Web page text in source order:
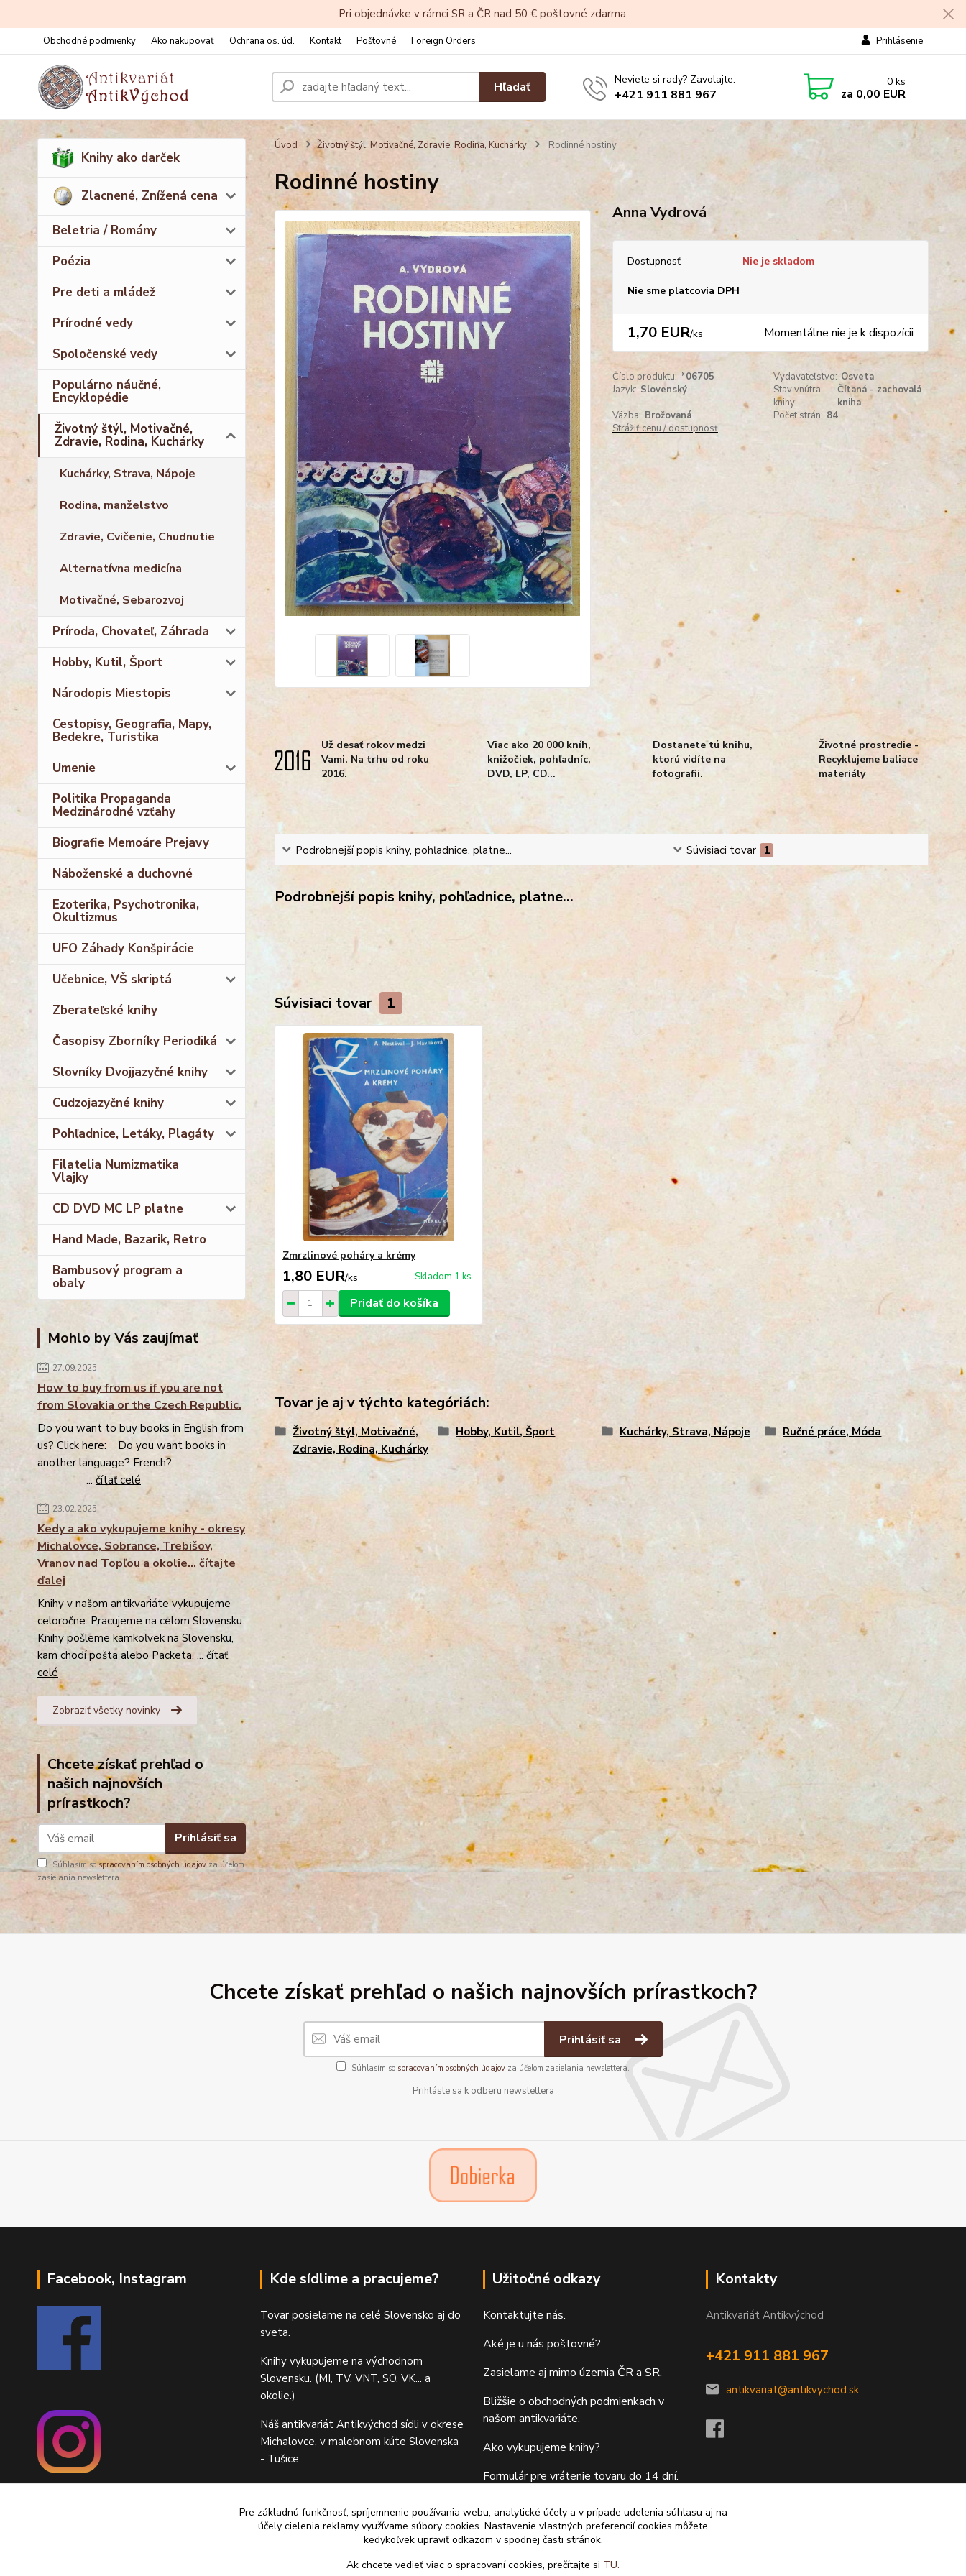
Pri objednávke v rámci SR a ČR nad 50 € poštovné zdarma.
Obchodné podmienky Ako nakupovať Ochrana os. úd. Kontakt Poštovné Foreign Orders Prihlásenie
Hľadať Neviete si rady? Zavolajte.
+421 911 881 967
0 ks
za 0,00 EUR
Knihy ako darček
Zlacnené, Znížená cena
Beletria / Romány
Poézia
Pre deti a mládež
Prírodné vedy
Spoločenské vedy
Populárno náučné,
Encyklopédie
Životný štýl, Motivačné,
Zdravie, Rodina, Kuchárky
Kuchárky, Strava, Nápoje
Rodina, manželstvo
Zdravie, Cvičenie, Chudnutie
Alternatívna medicína
Motivačné, Sebarozvoj
Príroda, Chovateľ, Záhrada
Hobby, Kutil, Šport
Národopis Miestopis
Cestopisy, Geografia, Mapy,
Bedekre, Turistika
Umenie
Politika Propaganda
Medzinárodné vzťahy
Biografie Memoáre Prejavy
Náboženské a duchovné
Ezoterika, Psychotronika,
Okultizmus
UFO Záhady Konšpirácie
Učebnice, VŠ skriptá
Zberateľské knihy
Časopisy Zborníky Periodiká
Slovníky Dvojjazyčné knihy
Cudzojazyčné knihy
Pohľadnice, Letáky, Plagáty
Filatelia Numizmatika
Vlajky
CD DVD MC LP platne
Hand Made, Bazarik, Retro
Bambusový program a
obaly
Mohlo by Vás zaujímať
27.09.2025
How to buy from us if you are not
from Slovakia or the Czech Republic.
Do you want to buy books in English from
us? Click here: Do you want books in
another language? French?
... čítať celé
23.02.2025
Kedy a ako vykupujeme knihy - okresy
Michalovce, Sobrance, Trebišov,
Vranov nad Topľou a okolie... čítajte
ďalej
Knihy v našom antikvariáte vykupujeme
celoročne. Pracujeme na celom Slovensku.
Knihy pošleme kamkoľvek na Slovensku,
kam chodí pošta alebo Packeta. ... čítať
celé
Zobraziť všetky novinky
Chcete získať prehľad o
našich najnovších
prírastkoch?
Prihlásiť sa
Súhlasím sospracovaním osobných údajovza účelom
zasielania newslettera.
Úvod Životný štýl, Motivačné, Zdravie, Rodina, Kuchárky Rodinné hostiny
Rodinné hostiny
Anna Vydrová
Dostupnosť Nie je skladom
Nie sme platcovia DPH
1,70 EUR/ks Momentálne nie je k dispozícii
Číslo produktu: *06705 Vydavateľstvo: Osveta
Jazyk: Slovenský
Stav vnútra
knihy:
Čítaná - zachovalá
kniha
Väzba: Brožovaná Počet strán: 84
Strážiť cenu / dostupnosť
Už desať rokov medzi
Vami. Na trhu od roku
2016.
Viac ako 20 000 kníh,
knižočiek, pohľadníc,
DVD, LP, CD...
Dostanete tú knihu,
ktorú vidíte na
fotografii.
Životné prostredie -
Recyklujeme baliace
materiály
Podrobnejší popis knihy, pohľadnice, platne... Súvisiaci tovar 1
Podrobnejší popis knihy, pohľadnice, platne...
Súvisiaci tovar 1
Zmrzlinové poháry a krémy
1,80 EUR/ks Skladom 1 ks
Pridať do košíka
Tovar je aj v týchto kategóriách:
Životný štýl, Motivačné,
Zdravie, Rodina, Kuchárky
Hobby, Kutil, Šport Kuchárky, Strava, Nápoje Ručné práce, Móda
Chcete získať prehľad o našich najnovších prírastkoch?
Prihlásiť sa
Súhlasím so spracovaním osobných údajov za účelom zasielania newslettera.
Prihláste sa k odberu newslettera
Facebook, Instagram Kde sídlime a pracujeme?
Tovar posielame na celé Slovensko aj do
sveta.
Knihy vykupujeme na východnom
Slovensku. (MI, TV, VNT, SO, VK... a
okolie.)
Náš antikvariát Antikvýchod sídli v okrese
Michalovce, v malebnom kúte Slovenska
- Tušice.
Užitočné odkazy
Kontaktujte nás.
Aké je u nás poštovné?
Zasielame aj mimo územia ČR a SR.
Bližšie o obchodných podmienkach v
našom antikvariáte.
Ako vykupujeme knihy?
Formulár pre vrátenie tovaru do 14 dní.
Kontakty
Antikvariát Antikvýchod
+421 911 881 967
antikvariat@antikvychod.sk
Pre základnú funkčnosť, spríjemnenie používania webu, analytické účely a v prípade udelenia súhlasu aj na
účely cielenia reklamy využívame súbory cookies. Nastavenie vlastných preferencií cookies môžete
kedykoľvek upraviť odkazom v spodnej časti stránok.
Ak chcete vedieť viac o spracovaní cookies, prečítajte si TU.